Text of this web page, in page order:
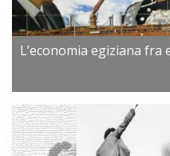
L’economia egiziana fra